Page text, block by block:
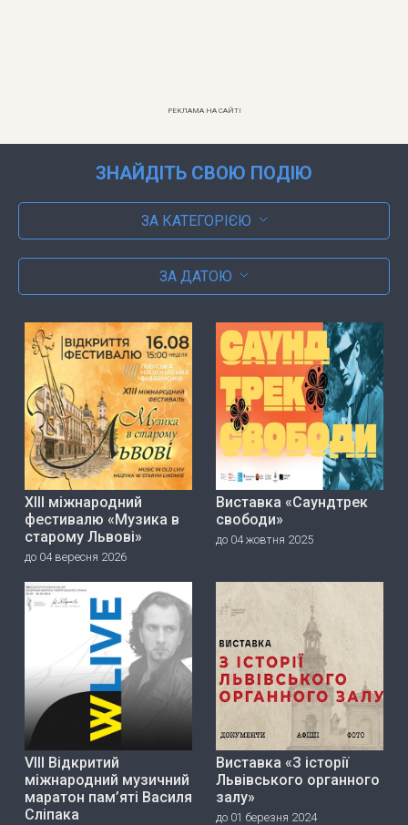
РЕКЛАМА НА САЙТІ
ЗНАЙДІТЬ СВОЮ ПОДІЮ
ЗА КАТЕГОРІЄЮ
ЗА ДАТОЮ
ХІІІ міжнародний
фестивалю «Музика в
старому Львові»
до 04 вересня 2026
Виставка «Саундтрек
свободи»
до 04 жовтня 2025
VIII Відкритий
міжнародний музичний
маратон пам’яті Василя
Сліпака
Виставка «З історії
Львівського органного
залу»
до 01 березня 2024